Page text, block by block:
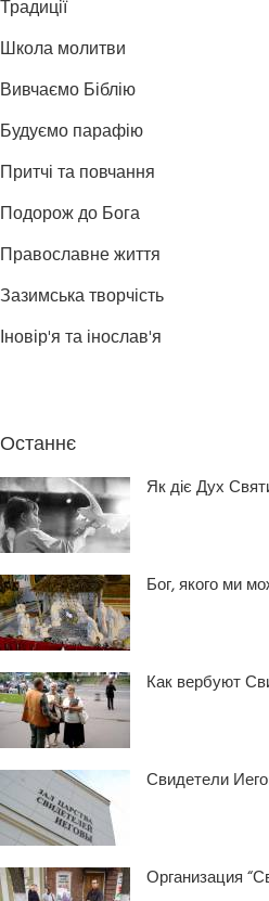
Традиції
Школа молитви
Вивчаємо Біблію
Будуємо парафію
Притчі та повчання
Подорож до Бога
Православне життя
Зазимська творчість
Іновір'я та інослав'я
Останнє
Як діє Дух
Бог, якого ми
Как вербуют
Свидетели
Организация